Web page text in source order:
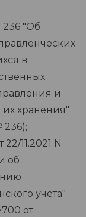
236 "Об
в
и
хранения"
236);
11.2021 N
об
учета"
от